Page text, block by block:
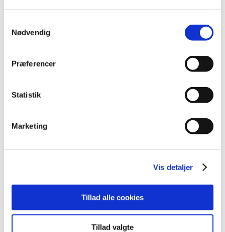
Nødvendig
Præferencer
Statistik
Marketing
Vis detaljer
Tillad alle cookies
Tillad valgte
…
| 1. juni 2018|
2019. Valby Apotek er beliggende i postnummer 2500.
|1. juni 2018
Lægemiddelstyrelsen har den 25. maj 2018 meddelt
Mikkel Rostgaard Jørgensen bevilling til at drive…